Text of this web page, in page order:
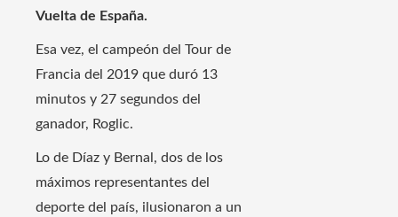
Vuelta de España.
Esa vez, el campeón del Tour de
Francia del 2019 que duró 13
minutos y 27 segundos del
ganador, Roglic.
Lo de Díaz y Bernal, dos de los
máximos representantes del
deporte del país, ilusionaron a un